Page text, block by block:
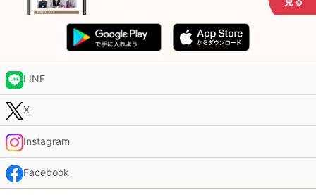
LINE
X
Instagram
Facebook